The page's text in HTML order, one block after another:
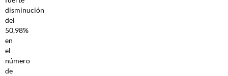
disminución
del
50,98%
en
el
número
de